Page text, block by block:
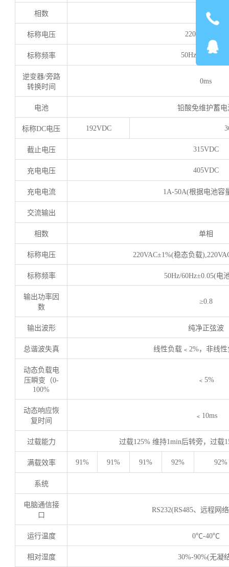
相数 单相
标称电压 220VAC±25%
标称频率 50Hz/
逆变器/旁路
转换时间
0ms
电池 铅酸免维护蓄电
标称DC电压 192VDC
截止电压 315VDC
充电电压 405VDC
充电电流 1A-50A(根据电池容
交流输出
相数 单相
标称电压 220VAC±1%(稳态负载
标称频率 50Hz/60Hz±0.05(电
输出功率因
数
≥0.8
输出波形 纯净正弦波
总谐波失真 线性负载﹤ 2% ，非线
动态负载电
压瞬变（0-
100%
﹤5%
动态响应恢
复时间
﹤ 10ms
过载能力 过载125%维持1min后转旁，过载
满载效率 91% 91% 91% 92% 92%
系统
电脑通信接
口
RS232(RS485、远程网
运行温度 0℃-40℃
相对湿度 30%-90%(无凝